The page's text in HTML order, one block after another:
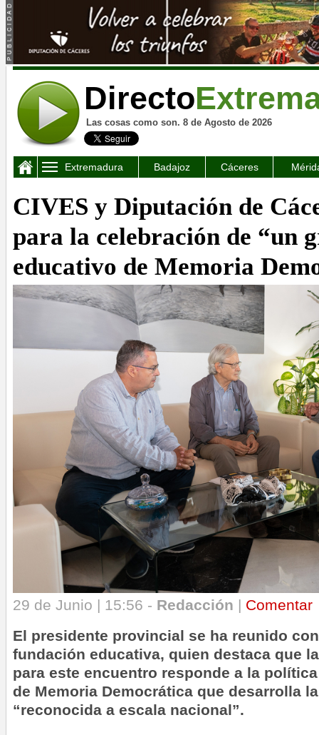
Directo
Las cosas como son. 8 de Agosto de 2026
Extremadura Badajoz Cáceres
CIVES y Diputación de
para la celebración de “un
educativo de Memoria
29 de Junio | 15:56 - Redacción | Comentar
El presidente provincial se ha reunido
fundación educativa, quien destaca que
para este encuentro responde a la
de Memoria Democrática que desarrolla
“reconocida a escala nacional”.